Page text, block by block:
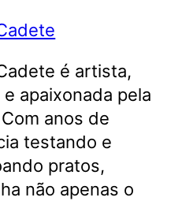
é artista,
apaixonada pela
anos de
testando e
pratos,
não apenas o